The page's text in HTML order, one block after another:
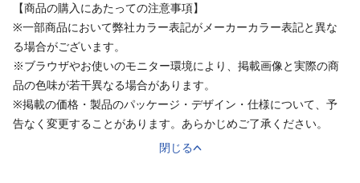
【商品の購入にあたっての注意事項】
※一部商品において弊社カラー表記がメーカーカラー表記と異な
る場合がございます。
※ブラウザやお使いのモニター環境により、掲載画像と実際の商
品の色味が若干異なる場合があります。
※掲載の価格・製品のパッケージ・デザイン・仕様について、予
告なく変更することがあります。あらかじめご了承ください。
閉じる